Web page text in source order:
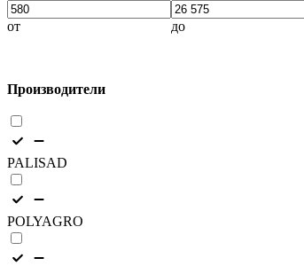
от до
Производители
PALISAD
POLYAGRO